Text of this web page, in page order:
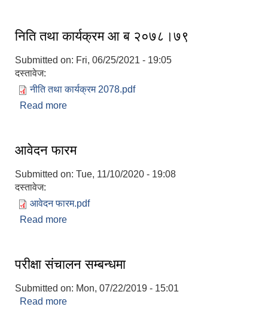
निति तथा कार्यक्रम आ ब २०७८।७९
Submitted on: Fri, 06/25/2021 - 19:05
दस्तावेज:
नीति तथा कार्यक्रम 2078.pdf
Read more
आवेदन फारम
Submitted on: Tue, 11/10/2020 - 19:08
दस्तावेज:
आवेदन फारम.pdf
Read more
परीक्षा संचालन सम्बन्धमा
Submitted on: Mon, 07/22/2019 - 15:01
Read more